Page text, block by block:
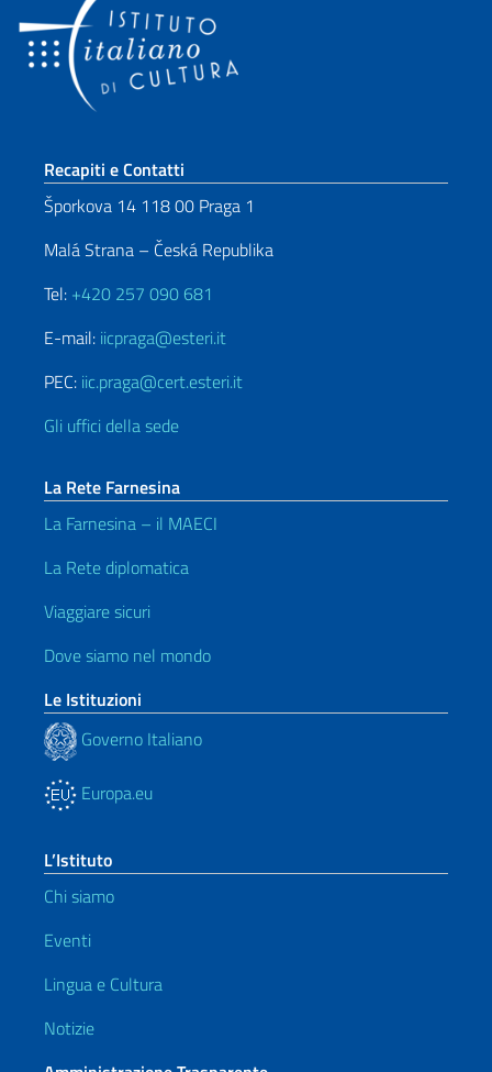
Sezione footer
Recapiti e Contatti
Šporkova 14 118 00 Praga 1
Malá Strana – Česká Republika
Tel: +420 257 090 681
E-mail: iicpraga@esteri.it
PEC: iic.praga@cert.esteri.it
Gli uffici della sede
La Rete Farnesina
La Farnesina – il MAECI
La Rete diplomatica
Viaggiare sicuri
Dove siamo nel mondo
Le Istituzioni
Governo Italiano
Europa.eu
L’Istituto
Chi siamo
Eventi
Lingua e Cultura
Notizie